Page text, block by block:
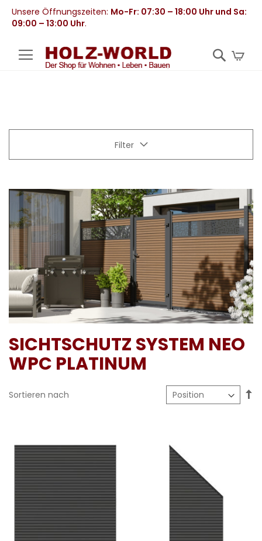
Unsere Öffnungszeiten: Mo-Fr: 07:30 – 18:00 Uhr und Sa:
09:00 – 13:00 Uhr.
Filter
SICHTSCHUTZ SYSTEM NEO
WPC PLATINUM
Sortieren nach